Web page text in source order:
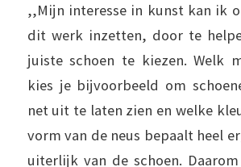
,,Mijn interesse in kunst kan ik
dit werk inzetten, door te
juiste schoen te kiezen. Welk
kies je bijvoorbeeld om
net uit te laten zien en welke
vorm van de neus bepaalt heel
uiterlijk van de schoen.